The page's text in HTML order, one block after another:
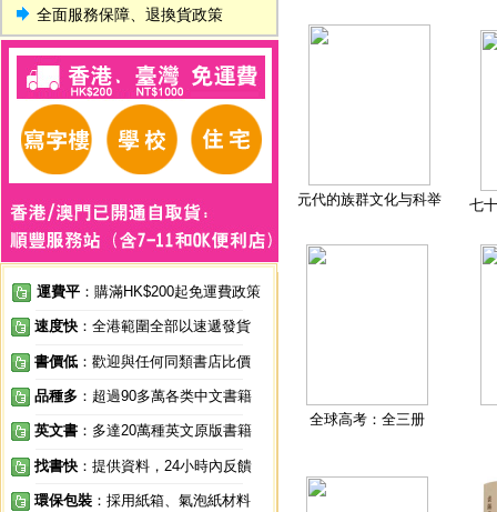
全面服務保障、退換貨政策
運費平 ：購滿HK$200起免運費政策
速度快 ：全港範圍全部以速遞發貨
書價低 ：歡迎與任何同類書店比價
品種多 ：超過90多萬各类中文書籍
英文書 ：多達20萬種英文原版書籍
找書快 ：提供資料，24小時內反饋
環保包裝 ：採用紙箱、氣泡紙材料
元代的族群文化与科举 七
全球高考：全三册